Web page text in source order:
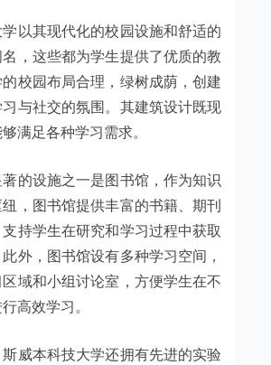
以其现代化的校园设施和舒适的
，这些都为学生提供了优质的教
校园布局合理，绿树成荫，创建
与社交的氛围。其建筑设计既现
满足各种学习需求。
的设施之一是图书馆，作为知识
，图书馆提供丰富的书籍、期刊
持学生在研究和学习过程中获取
外，图书馆设有多种学习空间，
域和小组讨论室，方便学生在不
高效学习。
威本科技大学还拥有先进的实验